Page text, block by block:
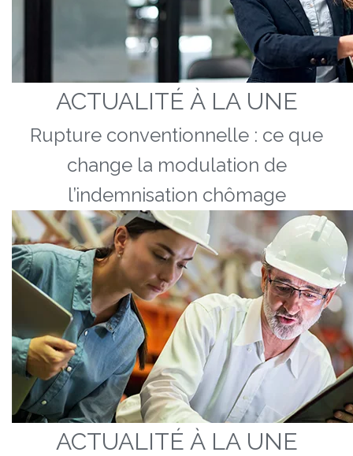
ACTUALITÉ À LA UNE
Rupture conventionnelle : ce que
change la modulation de
l’indemnisation chômage
ACTUALITÉ À LA UNE